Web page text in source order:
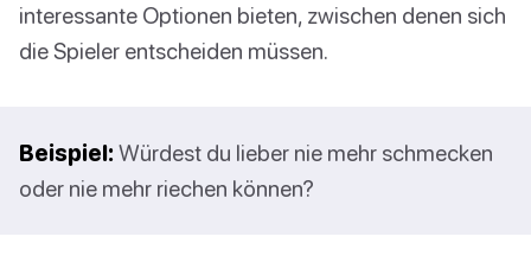
interessante Optionen bieten, zwischen denen sich
die Spieler entscheiden müssen.
Beispiel: Würdest du lieber nie mehr schmecken
oder nie mehr riechen können?